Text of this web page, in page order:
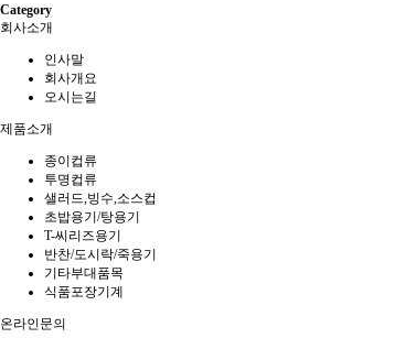
Category
회사소개
인사말
회사개요
오시는길
제품소개
종이컵류
투명컵류
샐러드,빙수,소스컵
초밥용기/탕용기
T-씨리즈용기
반찬/도시락/죽용기
기타부대품목
식품포장기계
온라인문의